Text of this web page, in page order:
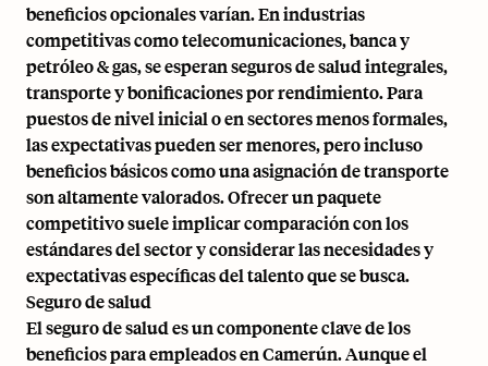
beneficios opcionales varían. En industrias
competitivas como telecomunicaciones, banca y
petróleo & gas, se esperan seguros de salud integrales,
transporte y bonificaciones por rendimiento. Para
puestos de nivel inicial o en sectores menos formales,
las expectativas pueden ser menores, pero incluso
beneficios básicos como una asignación de transporte
son altamente valorados. Ofrecer un paquete
competitivo suele implicar comparación con los
estándares del sector y considerar las necesidades y
expectativas específicas del talento que se busca.
Seguro de salud
El seguro de salud es un componente clave de los
beneficios para empleados en Camerún. Aunque el